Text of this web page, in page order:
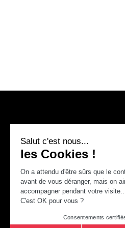
Salut c'est nous...
les Cookies !
On a attendu d'être sûrs que le
avant de vous déranger, mais on
accompagner pendant votre visite...
C'est OK pour vous ?
Consentements